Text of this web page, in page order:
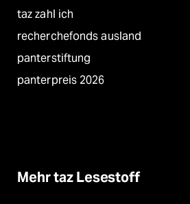
taz zahl ich
recherchefonds ausland
panterstiftung
panterpreis 2026
Mehr taz Lesestoff